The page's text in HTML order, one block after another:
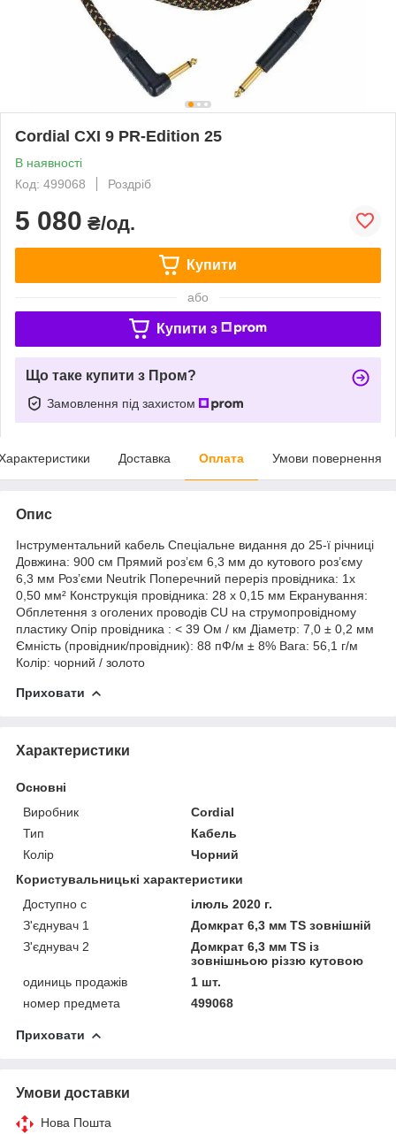
Cordial CXI 9 PR-Edition 25
В наявності
Код: 499068
Роздріб
5 080 ₴/од.
Купити
або
Купити з
Що таке купити з Пром?
Замовлення під захистом
Доставка Оплата Умови повернення
Опис
Інструментальний кабель Спеціальне видання до 25-ї річниці
Довжина: 900 см Прямий роз’єм 6,3 мм до кутового роз’єму
6,3 мм Роз’єми Neutrik Поперечний переріз провідника: 1x
0,50 мм² Конструкція провідника: 28 x 0,15 мм Екранування:
Обплетення з оголених проводів CU на струмопровідному
пластику Опір провідника : < 39 Ом / км Діаметр: 7,0 ± 0,2 мм
Ємність (провідник/провідник): 88 пФ/м ± 8% Вага: 56,1 г/м
Колір: чорний / золото
Приховати
Характеристики
Основні
Виробник
Cordial
Тип
Кабель
Колір
Чорний
Користувальницькі характеристики
Доступно с
ілюль 2020 г.
З'єднувач 1
Домкрат 6,3 мм TS зовнішній
З'єднувач 2
Домкрат 6,3 мм TS із
зовнішньою різзю кутовою
одиниць продажів
1 шт.
номер предмета
499068
Приховати
Умови доставки
Нова Пошта